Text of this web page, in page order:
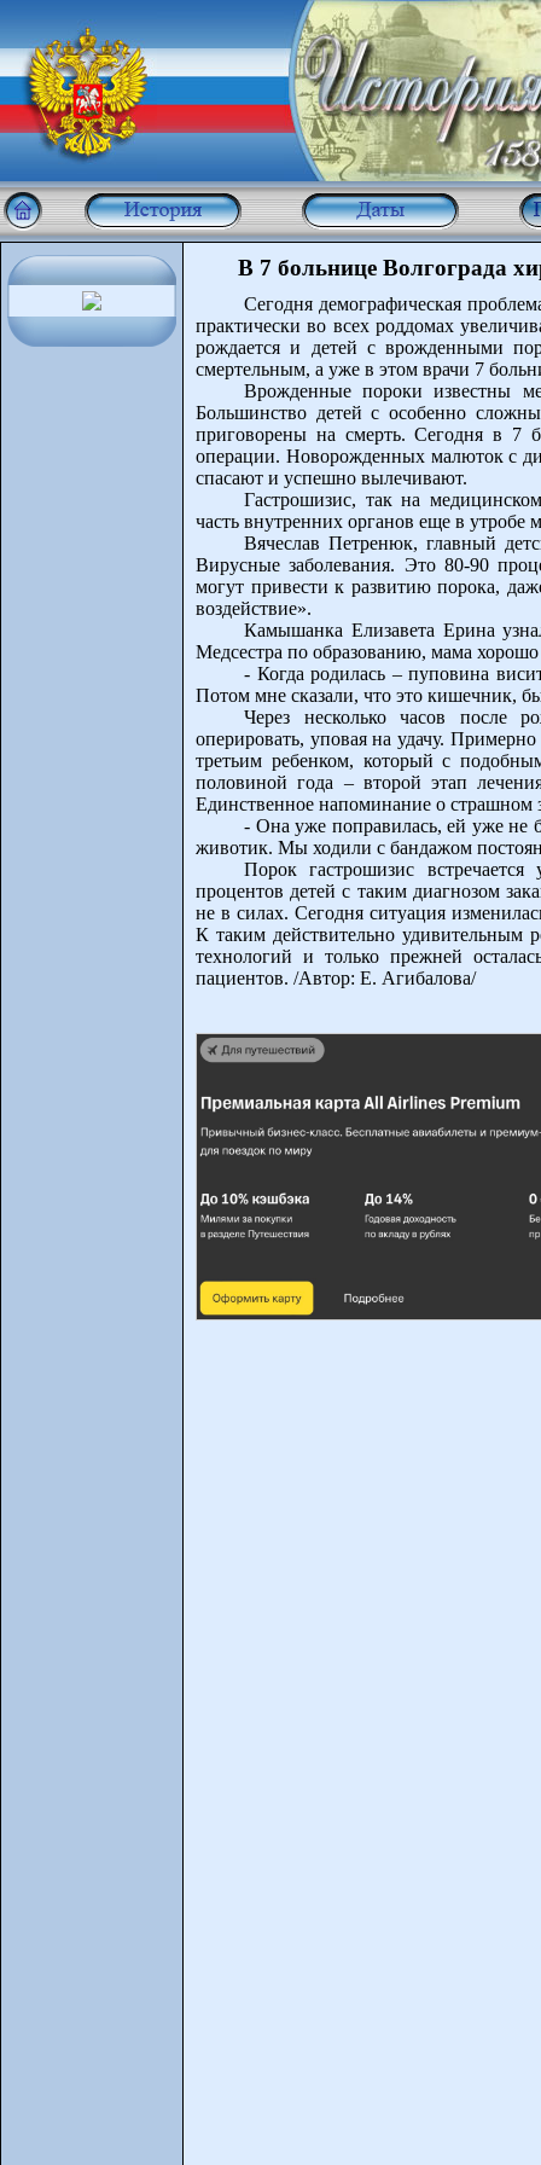
В 7 больнице Волгограда
Сегодня демографическая
практически во всех роддомах
рождается и детей с врожденными
смертельным, а уже в этом врачи 7
Врожденные пороки известны
Большинство детей с особенно
приговорены на смерть. Сегодня в 7
операции. Новорожденных малюток с
спасают и успешно вылечивают.
Гастрошизис, так на
часть внутренних органов еще в утробе
Вячеслав Петренюк, главный
Вирусные заболевания. Это 80-90
могут привести к развитию порока,
воздействие».
Камышанка Елизавета Ерина
Медсестра по образованию, мама
- Когда родилась – пуповина
Потом мне сказали, что это кишечник,
Через несколько часов после
оперировать, уповая на удачу.
третьим ребенком, который с
половиной года – второй этап
Единственное напоминание о
- Она уже поправилась, ей уже не
животик. Мы ходили с бандажом
Порок гастрошизис
процентов детей с таким диагнозом
не в силах. Сегодня ситуация
К таким действительно удивительным
технологий и только прежней
пациентов. /Автор: Е. Агибалова/